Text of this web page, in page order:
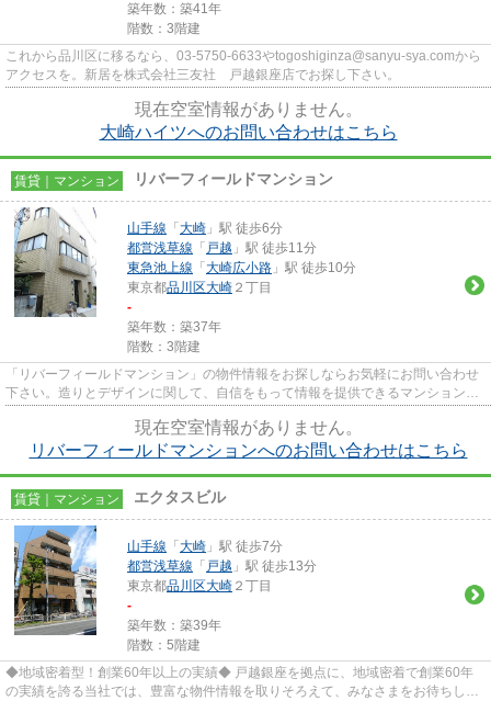
築年数：築41年
階数：3階建
これから品川区に移るなら、03-5750-6633やtogoshiginza@sanyu-sya.comから
アクセスを。新居を株式会社三友社 戸越銀座店でお探し下さい。
現在空室情報がありません。
大崎ハイツへのお問い合わせはこちら
賃貸｜マンション リバーフィールドマンション
山手線 「 大崎 」駅 徒歩6分
都営浅草線 「 戸越 」駅 徒歩11分
東急池上線 「 大崎広小路 」駅 徒歩10分
東京都品川区大崎 ２丁目
-
築年数：築37年
階数：3階建
「リバーフィールドマンション」の物件情報をお探しならお気軽にお問い合わせ
下さい。造りとデザインに関して、自信をもって情報を提供できるマンションで
現在空室情報がありません。
リバーフィールドマンションへのお問い合わせはこちら
賃貸｜マンション エクタスビル
山手線 「 大崎 」駅 徒歩7分
都営浅草線 「 戸越 」駅 徒歩13分
東京都品川区大崎 ２丁目
-
築年数：築39年
階数：5階建
◆地域密着型！創業60年以上の実績◆ 戸越銀座を拠点に、地域密着で創業60年
の実績を誇る当社では、豊富な物件情報を取りそろえて、みなさまをお待ちして